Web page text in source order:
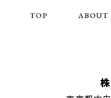
TOP ABOUT